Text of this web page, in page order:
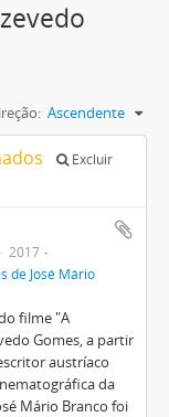
Ascendente
Excluir
2017
de José Mário
filme "A
Gomes, a partir
austríaco
da
Mário Branco foi